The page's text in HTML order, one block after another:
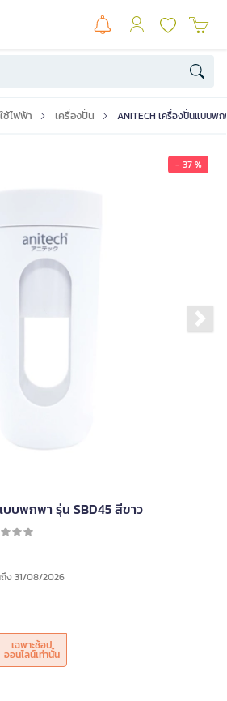
ช้ไฟฟ้า เครื่องปั่น ANITECH เครื่องปั่นแบบพ
- 37 %
บบพกพา รุ่น SBD45 สีขาว
เฉพาะช้อป
ออนไลน์เท่านั้น
ง 31/08/2026